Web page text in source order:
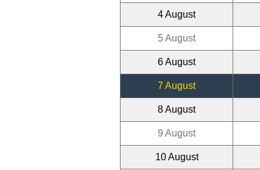
4 August
5 August
6 August
7 August
8 August
9 August
10 August